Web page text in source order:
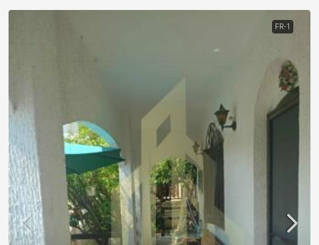
FR-1